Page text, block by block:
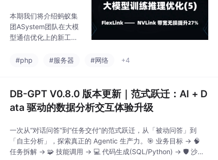
带宽无损提升2
7%
本期我们将介绍蚂蚁集
团ASystem团队在大模
型通信优化上的新工作F
聚合多路通信（NVLin
将典型通信算子如（All
Reduce, All Gather）
吞吐提升最高达27%，
推理（Prefill阶段），及
训练等通信密集的带宽
bound场景。多通道并
#php #服务器 #网络 +4
DB-GPT V0.8.0 版本更新｜范式跃迁：AI + D
ata 驱动的数据分析交互体验升级
一次从“对话问答”到“任务交付”的范式跃迁，从「被动问答」到
「自主分析」，探索真正的 Agentic 生产力。🎯 业务目标 → 🧠
任务拆解 → 🧩 技能调用 → 💻 代码生成(SQL/Python) → 🛡️ 沙箱